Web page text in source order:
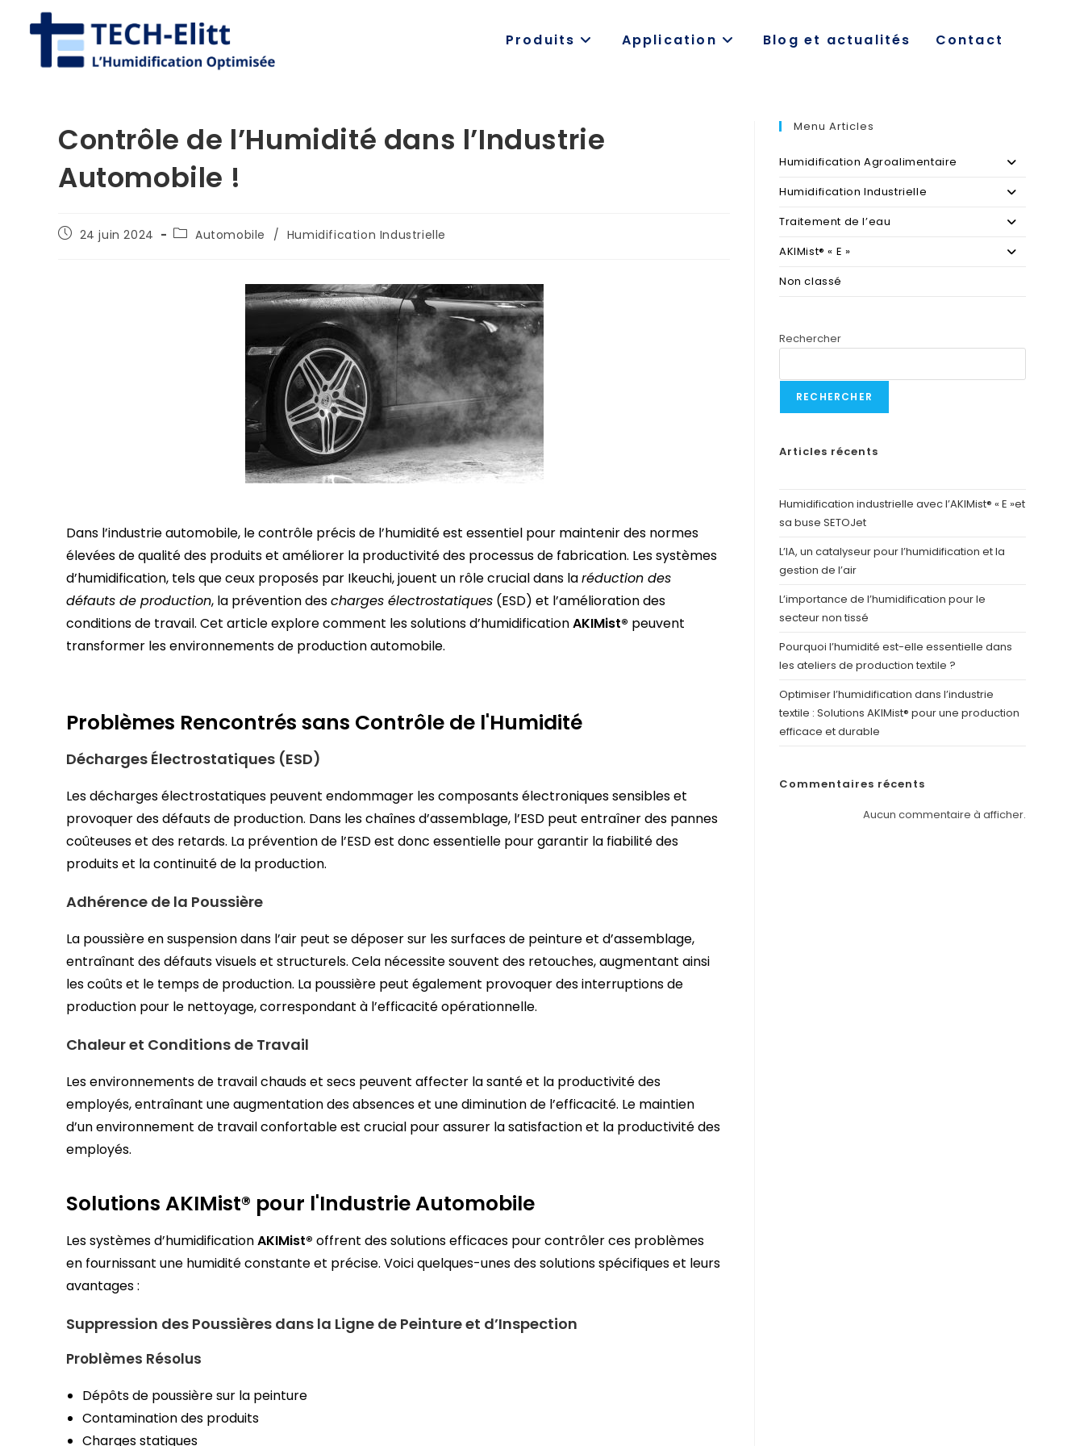
Produits Application Blog et actualités Contact
Contrôle de l’Humidité dans l’Industrie
Automobile !
24 juin 2024 Automobile / Humidification Industrielle
Dans l’industrie automobile, le contrôle précis de l’humidité est essentiel pour maintenir des normes
élevées de qualité des produits et améliorer la productivité des processus de fabrication. Les systèmes
d’humidification, tels que ceux proposés par Ikeuchi, jouent un rôle crucial dans laréduction des
défauts de production, la prévention descharges électrostatiques (ESD) et l’amélioration des
conditions de travail. Cet article explore comment les solutions d’humidificationAKIMist® peuvent
transformer les environnements de production automobile.
Problèmes Rencontrés sans Contrôle de l'Humidité
Décharges Électrostatiques (ESD)
Les décharges électrostatiques peuvent endommager les composants électroniques sensibles et
provoquer des défauts de production. Dans les chaînes d’assemblage, l’ESD peut entraîner des pannes
coûteuses et des retards. La prévention de l’ESD est donc essentielle pour garantir la fiabilité des
produits et la continuité de la production.
Adhérence de la Poussière
La poussière en suspension dans l’air peut se déposer sur les surfaces de peinture et d’assemblage,
entraînant des défauts visuels et structurels. Cela nécessite souvent des retouches, augmentant ainsi
les coûts et le temps de production. La poussière peut également provoquer des interruptions de
production pour le nettoyage, correspondant à l’efficacité opérationnelle.
Chaleur et Conditions de Travail
Les environnements de travail chauds et secs peuvent affecter la santé et la productivité des
employés, entraînant une augmentation des absences et une diminution de l’efficacité. Le maintien
d’un environnement de travail confortable est crucial pour assurer la satisfaction et la productivité des
employés.
Solutions AKIMist® pour l'Industrie Automobile
Les systèmes d’humidificationAKIMist® offrent des solutions efficaces pour contrôler ces problèmes
en fournissant une humidité constante et précise. Voici quelques-unes des solutions spécifiques et leurs
avantages :
Suppression des Poussières dans la Ligne de Peinture et d’Inspection
Problèmes Résolus
Dépôts de poussière sur la peinture
Contamination des produits
Charges statiques
Menu Articles
Humidification Agroalimentaire
Humidification Industrielle
Traitement de l’eau
AKIMist® « E »
Non classé
Rechercher
RECHERCHER
Articles récents
Humidification industrielle avec l’AKIMist® « E »et
sa buse SETOJet
L’IA, un catalyseur pour l’humidification et la
gestion de l’air
L’importance de l’humidification pour le
secteur non tissé
Pourquoi l’humidité est-elle essentielle dans
les ateliers de production textile ?
Optimiser l’humidification dans l’industrie
textile : Solutions AKIMist® pour une production
efficace et durable
Commentaires récents
Aucun commentaire à afficher.